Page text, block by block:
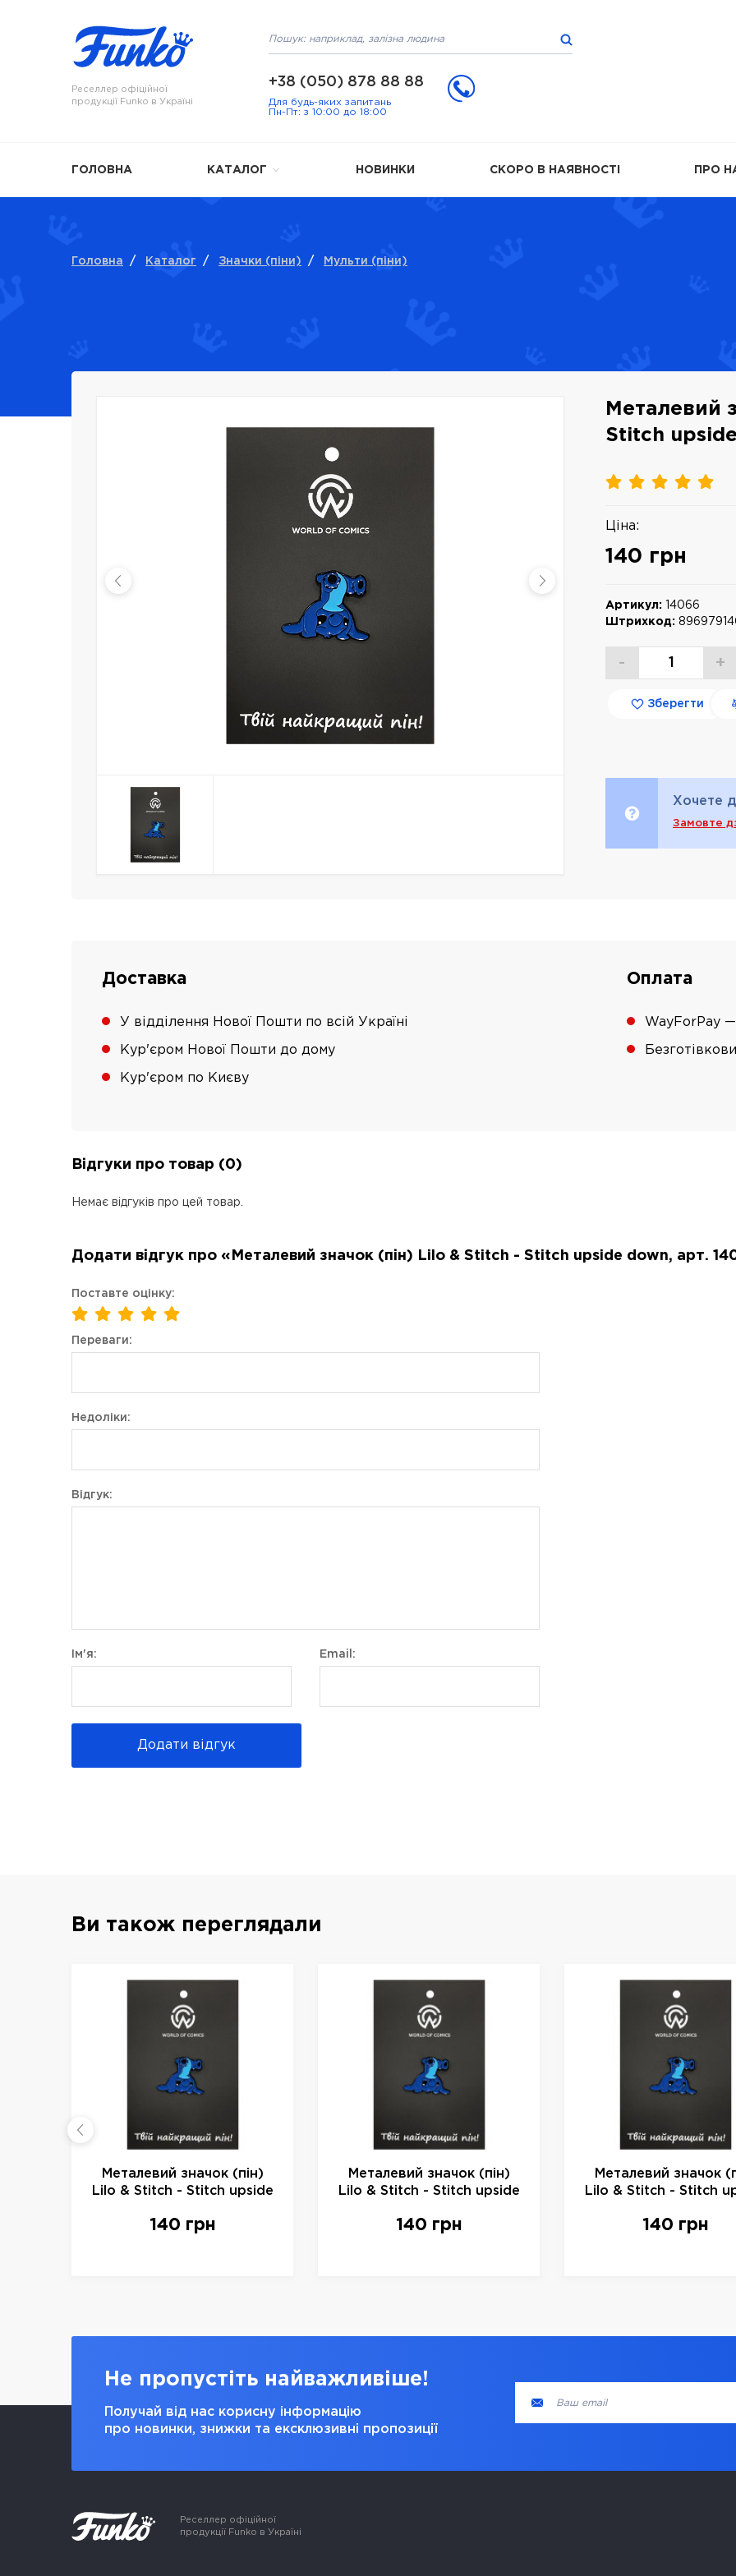
Реселлер офіційної
продукції Funko в Україні
+38 (050) 878 88 88
Для будь-яких запитань
Пн-Пт: з 10:00 до 18:00
ГОЛОВНА КАТАЛОГ НОВИНКИ СКОРО В НАЯВНОСТІ ПРО
Головна / Каталог / Значки (піни) / Мульти (піни)
Металевий
Stitch
Ціна:
140 грн
Артикул:
14066
Штрихкод:
- +
Зберегти
Хочете
Замовте
Доставка
У відділення Нової Пошти по всій Україні
Кур'єром Нової Пошти до дому
Кур'єром по Києву
Оплата
WayForPay
Відгуки про товар (0)
Немає відгуків про цей товар.
Додати відгук про «Металевий значок (пін) Lilo & Stitch - Stitch upside down, арт.
Поставте оцінку:
Переваги:
Недоліки:
Відгук:
Ім'я: Email:
Додати відгук
Ви також переглядали
Металевий значок (пін)
Lilo & Stitch - Stitch upside
140 грн
Металевий значок (пін)
Lilo & Stitch - Stitch upside
140 грн
Металевий значок
Lilo & Stitch - Stitch
140 грн
Не пропустіть найважливіше!
Получай від нас корисну інформацію
про новинки, знижки та ексклюзивні пропозиції
Реселлер офіційної
продукції Funko в Україні